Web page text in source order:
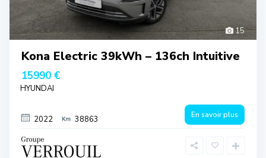
15
Kona Electric 39kWh – 136ch Intuitive
15990 €
HYUNDAI
2022 38863 En savoir plus